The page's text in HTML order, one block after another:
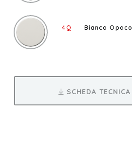
4Q Bianco Opaco
SCHEDA TECNICA